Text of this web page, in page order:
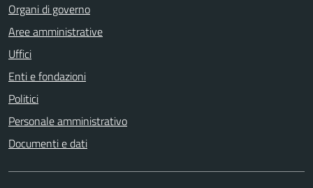
Organi di governo
Aree amministrative
Uffici
Enti e fondazioni
Politici
Personale amministrativo
Documenti e dati